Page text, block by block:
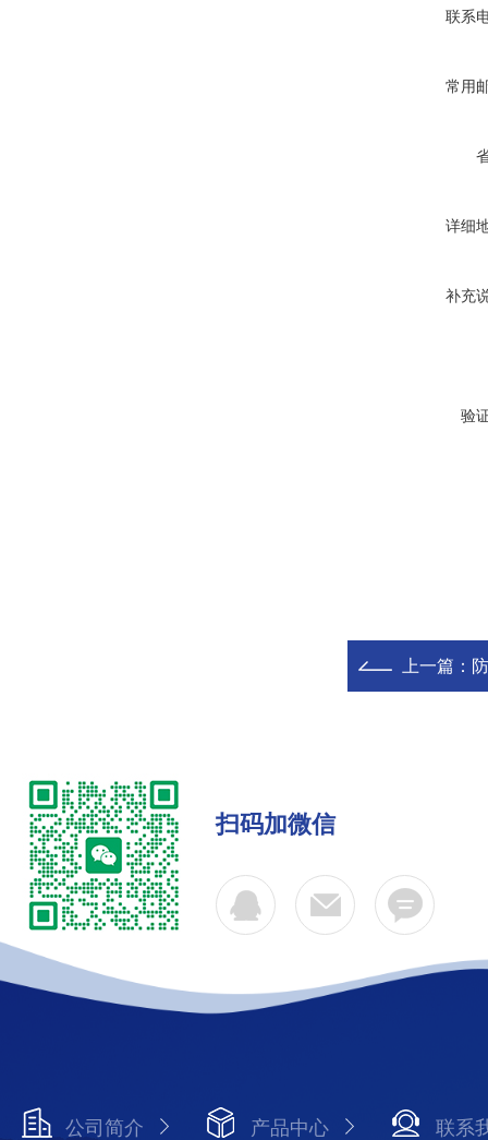
联系
常用
详细
补充
验
上一篇：
扫码加微信
公司简介 产品中心 联系